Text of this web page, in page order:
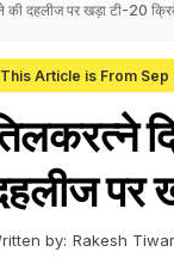
की दहलीज पर खड़ा टी-20
This Article is From Sep
पर
by: Rakesh